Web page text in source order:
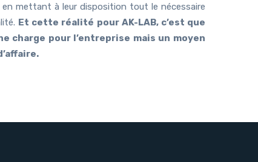
en mettant à leur disposition tout le nécessaire
Et cette réalité pour AK-LAB, c’est que
charge pour l’entreprise mais un moyen